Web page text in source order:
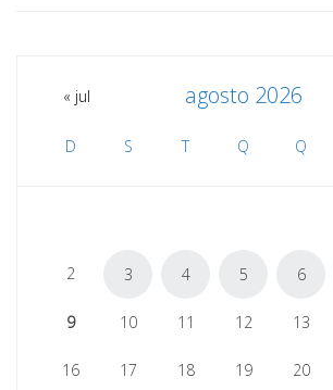
agosto 2026
D S T Q Q
« jul
2 3 4 5 6
9 10 11 12 13
16 17 18 19 20